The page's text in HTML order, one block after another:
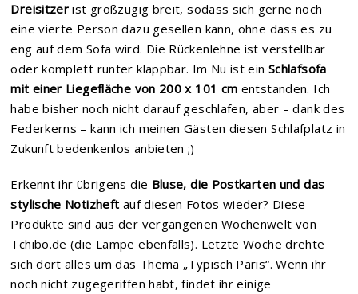
Dreisitzer ist großzügig breit, sodass sich gerne noch
eine vierte Person dazu gesellen kann, ohne dass es zu
eng auf dem Sofa wird. Die Rückenlehne ist verstellbar
oder komplett runter klappbar. Im Nu ist ein Schlafsofa
mit einer Liegefläche von 200 x 101 cm entstanden. Ich
habe bisher noch nicht darauf geschlafen, aber – dank des
Federkerns – kann ich meinen Gästen diesen Schlafplatz in
Zukunft bedenkenlos anbieten ;)
Erkennt ihr übrigens die Bluse, die Postkarten und das
stylische Notizheft auf diesen Fotos wieder? Diese
Produkte sind aus der vergangenen Wochenwelt von
Tchibo.de (die Lampe ebenfalls). Letzte Woche drehte
sich dort alles um das Thema „Typisch Paris“. Wenn ihr
noch nicht zugegeriffen habt, findet ihr einige